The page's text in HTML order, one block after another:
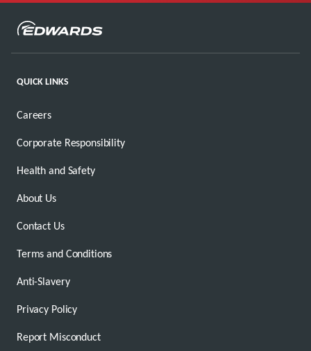
QUICK LINKS
Careers
Corporate Responsibility
Health and Safety
About Us
Contact Us
Terms and Conditions
Anti-Slavery
Privacy Policy
Report Misconduct